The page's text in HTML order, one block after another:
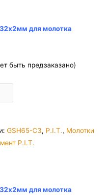
для молотка
быть предзаказано)
GSH65-C3, P.I.T., Молотки
P.I.T.
для молотка